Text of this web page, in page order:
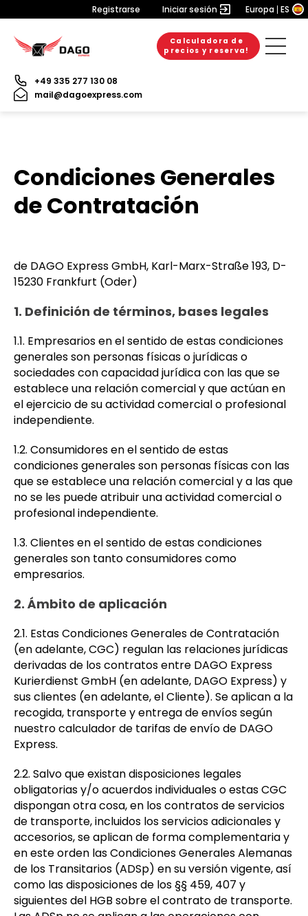
Registrarse Iniciar sesión Europa ES
Calculadora de
precios y reserva!
+49 335 277 130 08
mail@dagoexpress.com
Condiciones Generales
de Contratación
de DAGO Express GmbH, Karl-Marx-Straße 193, D-
15230 Frankfurt (Oder)
1. Definición de términos, bases legales
1.1. Empresarios en el sentido de estas condiciones
generales son personas físicas o jurídicas o
sociedades con capacidad jurídica con las que se
establece una relación comercial y que actúan en
el ejercicio de su actividad comercial o profesional
independiente.
1.2. Consumidores en el sentido de estas
condiciones generales son personas físicas con las
que se establece una relación comercial y a las que
no se les puede atribuir una actividad comercial o
profesional independiente.
1.3. Clientes en el sentido de estas condiciones
generales son tanto consumidores como
empresarios.
2. Ámbito de aplicación
2.1. Estas Condiciones Generales de Contratación
(en adelante, CGC) regulan las relaciones jurídicas
derivadas de los contratos entre DAGO Express
Kurierdienst GmbH (en adelante, DAGO Express) y
sus clientes (en adelante, el Cliente). Se aplican a la
recogida, transporte y entrega de envíos según
nuestro calculador de tarifas de envío de DAGO
Express.
2.2. Salvo que existan disposiciones legales
obligatorias y/o acuerdos individuales o estas CGC
dispongan otra cosa, en los contratos de servicios
de transporte, incluidos los servicios adicionales y
accesorios, se aplican de forma complementaria y
en este orden las Condiciones Generales Alemanas
de los Transitarios (ADSp) en su versión vigente, así
como las disposiciones de los §§ 459, 407 y
siguientes del HGB sobre el contrato de transporte.